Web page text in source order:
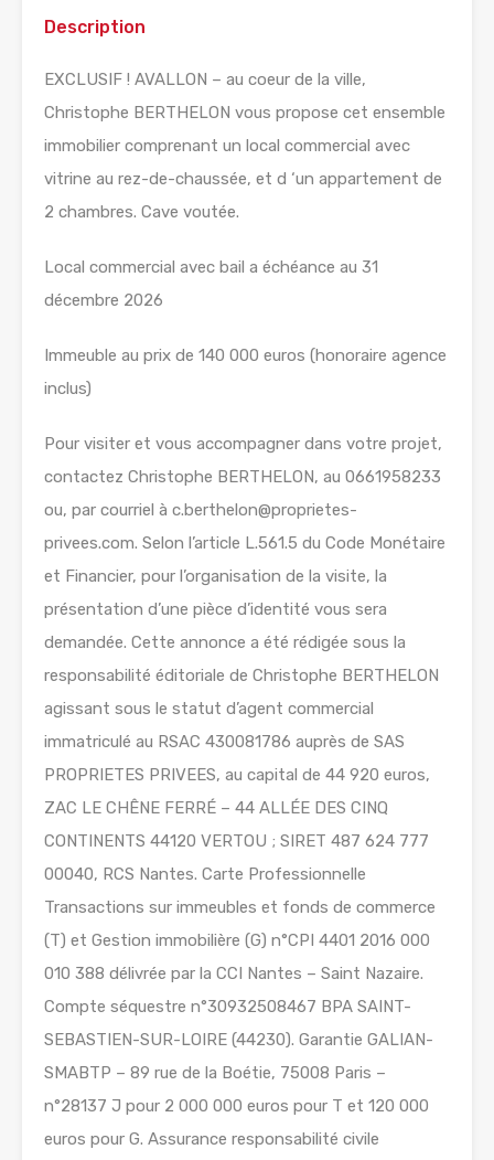
Description
EXCLUSIF ! AVALLON – au coeur de la ville,
Christophe BERTHELON vous propose cet ensemble
immobilier comprenant un local commercial avec
vitrine au rez-de-chaussée, et d ‘un appartement de
2 chambres. Cave voutée.
Local commercial avec bail a échéance au 31
décembre 2026
Immeuble au prix de 140 000 euros (honoraire agence
inclus)
Pour visiter et vous accompagner dans votre projet,
contactez Christophe BERTHELON, au 0661958233
ou, par courriel à c.berthelon@proprietes-
privees.com. Selon l’article L.561.5 du Code Monétaire
et Financier, pour l’organisation de la visite, la
présentation d’une pièce d’identité vous sera
demandée. Cette annonce a été rédigée sous la
responsabilité éditoriale de Christophe BERTHELON
agissant sous le statut d’agent commercial
immatriculé au RSAC 430081786 auprès de SAS
PROPRIETES PRIVEES, au capital de 44 920 euros,
ZAC LE CHÊNE FERRÉ – 44 ALLÉE DES CINQ
CONTINENTS 44120 VERTOU ; SIRET 487 624 777
00040, RCS Nantes. Carte Professionnelle
Transactions sur immeubles et fonds de commerce
(T) et Gestion immobilière (G) n°CPI 4401 2016 000
010 388 délivrée par la CCI Nantes – Saint Nazaire.
Compte séquestre n°30932508467 BPA SAINT-
SEBASTIEN-SUR-LOIRE (44230). Garantie GALIAN-
SMABTP – 89 rue de la Boétie, 75008 Paris –
n°28137 J pour 2 000 000 euros pour T et 120 000
euros pour G. Assurance responsabilité civile